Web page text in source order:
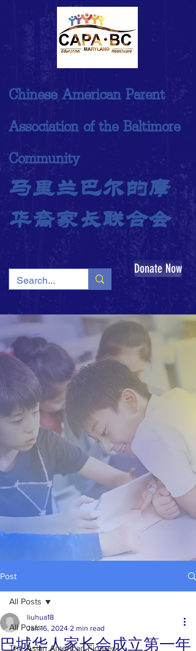
Donate Now
Chinese American Parent
Association of the Baltimore
Community
马里兰巴尔的摩
华裔家长联合会
Post
All Posts
The Asian American Figures
All Posts
巴城华人家长会成立第一年
liuhua18
Jan 16, 2024 2 min read